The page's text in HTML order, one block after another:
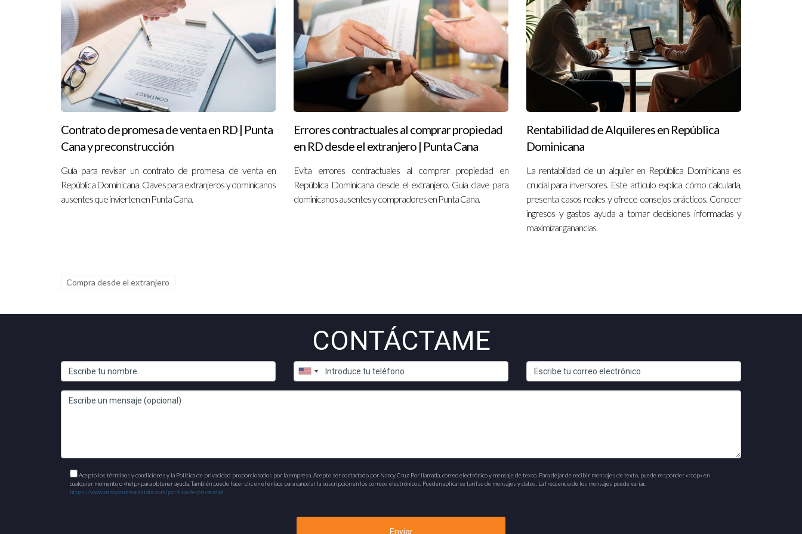
¿Los dominicanos ausentes pueden comprar sin viajar a RD?
Sí, es posible comprar a distancia con representación legal adecuada.
¿Qué gastos adicionales debo considerar al comprar en RD?
Impuestos, honorarios legales, gastos notariales y registro de título.
Trabajando con un agente inmobiliario local y un abogado especializado desde el inicio.
"Invertir en bienes raíces debe ser un viaje emocionante y seguro; no naveges solo." - Nancy Cruz
Si estás listo para dar el siguiente paso hacia tu sueño caribeño o simplemente quieres más información sobre cómo hacerlo correctamente, ¡contáctame! Estoy
Contrato de promesa de venta en RD | Punta
Cana y preconstrucción
Guía para revisar un contrato de promesa de venta en
República Dominicana. Claves para extranjeros y dominicanos
ausentes que invierten en Punta Cana.
Errores contractuales al comprar propiedad
en RD desde el extranjero | Punta Cana
Evita errores contractuales al comprar propiedad en
República Dominicana desde el extranjero. Guía clave para
dominicanos ausentes y compradores en Punta Cana.
Rentabilidad de Alquileres en República
Dominicana
La rentabilidad de un alquiler en República Dominicana es
crucial para inversores. Este artículo explica cómo calcularla,
presenta casos reales y ofrece consejos prácticos. Conocer
ingresos y gastos ayuda a tomar decisiones informadas y
maximizar ganancias.
Compra desde el extranjero
CONTÁCTAME
Acepto los términos y condiciones y la Política de privacidad proporcionados por la empresa. Acepto ser contactado por Nancy Cruz Por llamada, correo electrónico y mensaje de texto. Para dejar de recibir mensajes de texto, puede responder «stop» en
cualquier momento o «help» para obtener ayuda. También puede hacer clic en el enlace para cancelar la suscripción en los correos electrónicos. Pueden aplicarse tarifas de mensajes y datos. La frecuencia de los mensajes puede variar.
https://www.nancycruzrealestate.com/politica-de-privacidad
Enviar